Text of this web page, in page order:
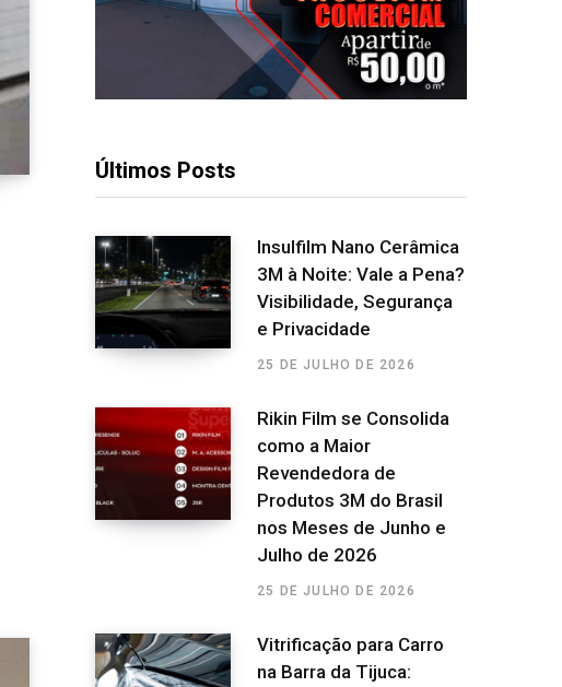
Últimos Posts
Insulfilm Nano Cerâmica
3M à Noite: Vale a Pena?
Visibilidade, Segurança
e Privacidade
25 DE JULHO DE 2026
Rikin Film se Consolida
como a Maior
Revendedora de
Produtos 3M do Brasil
nos Meses de Junho e
Julho de 2026
25 DE JULHO DE 2026
Vitrificação para Carro
na Barra da Tijuca: